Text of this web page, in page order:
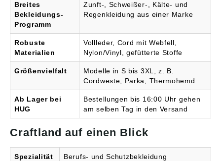
Breites
Bekleidungs-
Programm
Zunft-, Schweißer-, Kälte- und
Regenkleidung aus einer Marke
Robuste
Materialien
Vollleder, Cord mit Webfell,
Nylon/Vinyl, gefütterte Stoffe
Größenvielfalt
Modelle in S bis 3XL, z. B.
Cordweste, Parka, Thermohemd
Ab Lager bei
HUG
Bestellungen bis 16:00 Uhr gehen
am selben Tag in den Versand
Craftland auf einen Blick
Spezialität Berufs- und Schutzbekleidung